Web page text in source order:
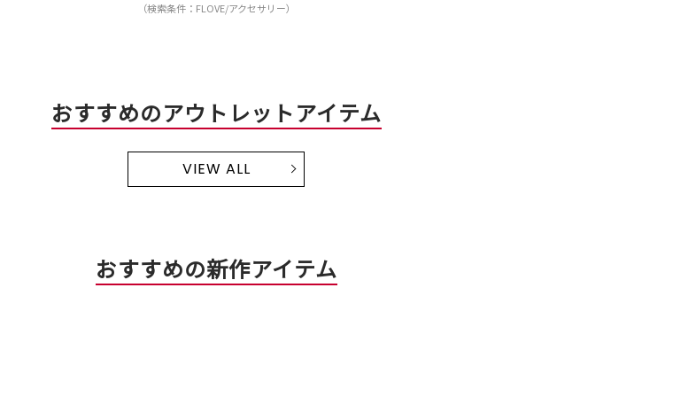
（検索条件：FLOVE/アクセサリー）
おすすめのアウトレットアイテム
VIEW ALL
おすすめの新作アイテム